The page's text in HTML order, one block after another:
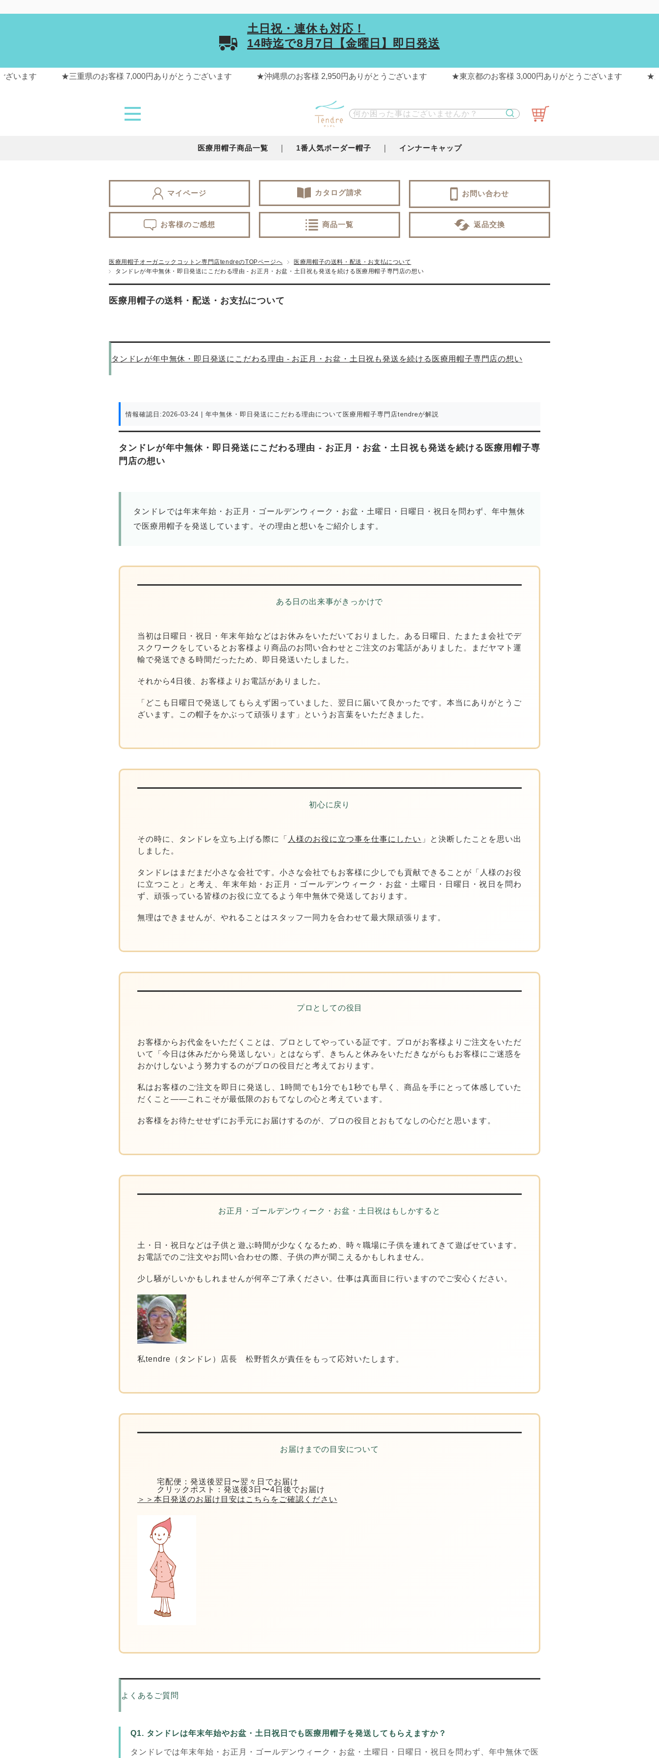
土日祝・連休も対応！
14時迄で8月7日【金曜日】 即日発送
医療用帽子商品一覧 1番人気ボーダー帽子 インナーキャップ
マイページ カタログ請求 お問い合わせ
お客様のご感想 商品一覧 返品交換
医療用帽子オーガニックコットン専門店tendreのTOPページへ
医療用帽子の送料・配送・お支払について
タンドレが年中無休・即日発送にこだわる理由 - お正月・お盆・土日祝も発送を続ける医療用帽子専門店の想い
医療用帽子の送料・配送・お支払について
タンドレが年中無休・即日発送にこだわる理由 - お正月・お盆・土日祝も発送を続ける医療用帽子専門店の想い
情報確認日:2026-03-24 | 年中無休・即日発送にこだわる理由について医療用帽子専門店tendreが解説
タンドレが年中無休・即日発送にこだわる理由 - お正月・お盆・土日祝も発送を続ける医療用帽子専
門店の想い
タンドレでは年末年始・お正月・ゴールデンウィーク・お盆・土曜日・日曜日・祝日を問わず、年中無休
で医療用帽子を発送しています。その理由と想いをご紹介します。
ある日の出来事がきっかけで
当初は日曜日・祝日・年末年始などはお休みをいただいておりました。ある日曜日、たまたま会社でデ
スクワークをしているとお客様より商品のお問い合わせとご注文のお電話がありました。まだヤマト運
輸で発送できる時間だったため、即日発送いたしました。
それから4日後、お客様よりお電話がありました。
「どこも日曜日で発送してもらえず困っていました、翌日に届いて良かったです。本当にありがとうご
ざいます。この帽子をかぶって頑張ります」
というお言葉をいただきました。
初心に戻り
その時に、タンドレを立ち上げる際に「 人様のお役に立つ事を仕事にしたい 」と決断したことを思い出
しました。
タンドレはまだまだ小さな会社です。 小さな会社でもお客様に少しでも貢献できることが「人様のお役
に立つこと」
と考え、年末年始・お正月・ゴールデンウィーク・お盆・土曜日・日曜日・祝日を問わ
ず、頑張っている皆様のお役に立てるよう年中無休で発送しております。
無理はできませんが、 やれることはスタッフ一同力を合わせて最大限頑張ります。
プロとしての役目
お客様からお代金をいただくことは、プロとしてやっている証です。 プロがお客様よりご注文をいただ
いて「今日は休みだから発送しない」とはならず、きちんと休みをいただきながらもお客様にご迷惑を
おかけしないよう努力するのがプロの役目だと考えております。
私はお客様のご注文を即日に発送し、 1時間でも1分でも1秒でも早く、商品を手にとって体感していた
だくこと ——これこそが最低限のおもてなしの心と考えています。
お客様をお待たせせずにお手元にお届けするのが、プロの役目とおもてなしの心だと思います。
お正月・ゴールデンウィーク・お盆・土日祝はもしかすると
土・日・祝日などは子供と遊ぶ時間が少なくなるため、時々職場に子供を連れてきて遊ばせています。
お電話でのご注文やお問い合わせの際、 子供の声が聞こえるかもしれません。
少し騒がしいかもしれませんが何卒ご了承ください。仕事は真面目に行いますのでご安心ください。
私tendre（タンドレ）店長 松野哲久が責任をもって応対いたします。
お届けまでの目安について
宅配便：発送後翌日〜翌々日でお届け
クリックポスト：発送後3日〜4日後でお届け
＞＞本日発送のお届け目安はこちらをご確認ください
よくあるご質問
Q1. タンドレは年末年始やお盆・土日祝日でも医療用帽子を発送してもらえますか？
タンドレでは年末年始・お正月・ゴールデンウィーク・お盆・土曜日・日曜日・祝日を問わず、年中無休で医